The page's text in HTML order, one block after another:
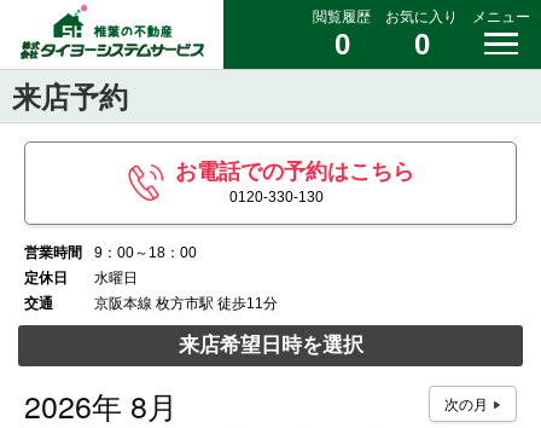
閲覧履歴
0
お気に入り
0
メニュー
来店予約
お電話での予約はこちら
0120-330-130
営業時間
9：00～18：00
定休日
水曜日
交通
京阪本線 枚方市駅 徒歩11分
来店希望日時を選択
2026年 8月